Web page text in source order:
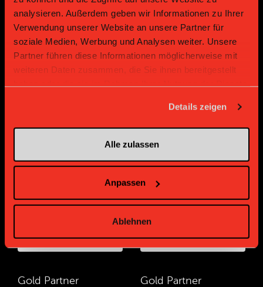
analysieren. Außerdem geben wir Informationen zu Ihrer
Verwendung unserer Website an unsere Partner für
soziale Medien, Werbung und Analysen weiter. Unsere
Partner führen diese Informationen möglicherweise mit
weiteren Daten zusammen, die Sie ihnen bereitgestellt
Details zeigen
Alle zulassen
Anpassen
Ablehnen
Platin Partner
Gold Partner Gold Partner